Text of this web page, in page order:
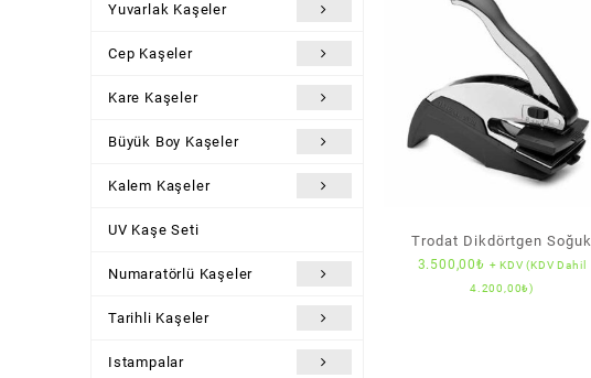
Yuvarlak Kaşeler
Cep Kaşeler
Kare Kaşeler
Büyük Boy Kaşeler
Kalem Kaşeler
UV Kaşe Seti
Numaratörlü Kaşeler
Tarihli Kaşeler
Istampalar
Trodat Dikdörtgen Soğuk
Damga (2.5 x 5 cm)
3.500,00₺ + KDV (KDV Dahil
4.200,00₺)